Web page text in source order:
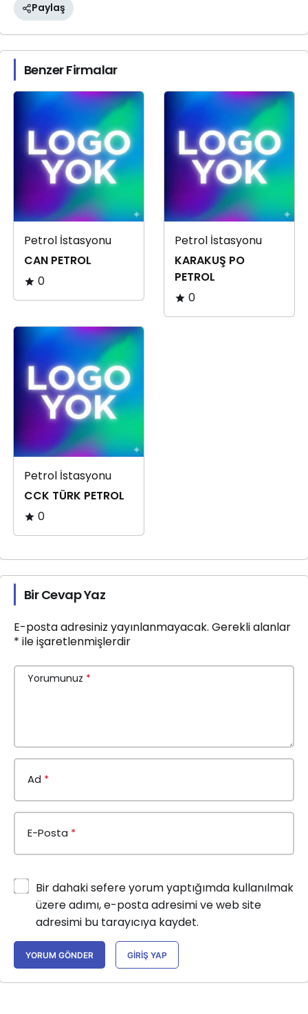
Paylaş
Benzer Firmalar
Petrol İstasyonu
CAN PETROL
0
Petrol İstasyonu
KARAKUŞ PO
PETROL
0
Petrol İstasyonu
CCK TÜRK PETROL
0
Bir Cevap Yaz
E-posta adresiniz yayınlanmayacak. Gerekli alanlar
* ile işaretlenmişlerdir
Yorumunuz *
Ad *
E-Posta *
Bir dahaki sefere yorum yaptığımda kullanılmak
üzere adımı, e-posta adresimi ve web site
adresimi bu tarayıcıya kaydet.
YORUM GÖNDER GIRIŞ YAP